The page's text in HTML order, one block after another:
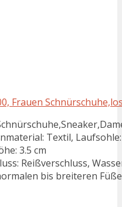
Frauen
Textil,
3.5 cm
Reißverschluss,
bis breiteren